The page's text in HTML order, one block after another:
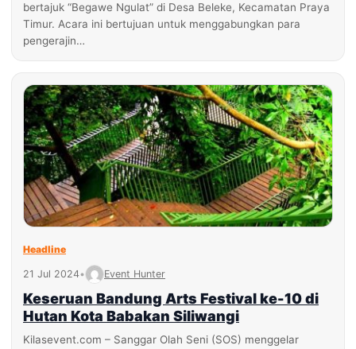
bertajuk “Begawe Ngulat” di Desa Beleke, Kecamatan Praya
Timur. Acara ini bertujuan untuk menggabungkan para
pengerajin…
Headline
21 Jul 2024• Event Hunter
Keseruan Bandung Arts Festival ke-10 di
Hutan Kota Babakan Siliwangi
Kilasevent.com – Sanggar Olah Seni (SOS) menggelar